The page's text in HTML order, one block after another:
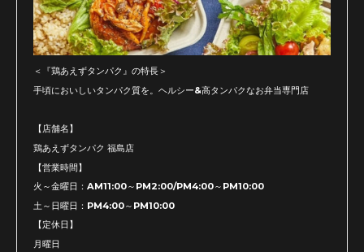
＜『鶏あえずタンパク』の特長＞
手頃においしいタンパク質を。ヘルシー&高タンパクなお弁当専門店
【店舗名】
鶏あえずタンパク 福島店
【営業時間】
火～金曜日：AM11:00～PM2:00/PM4:00～PM10:00
土～日曜日：PM4:00～PM10:00
【定休日】
月曜日